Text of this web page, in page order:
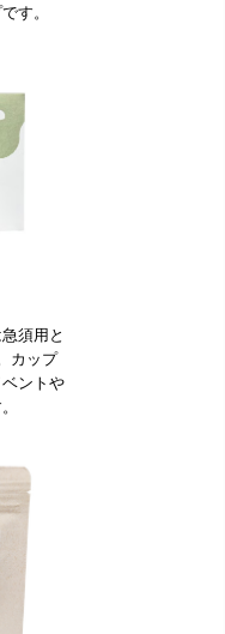
す。
須用と
カップ
ントや